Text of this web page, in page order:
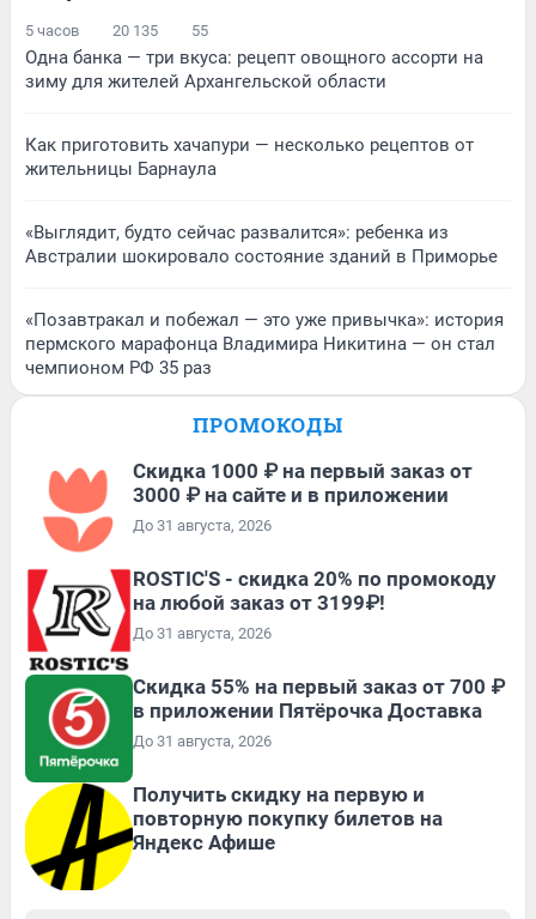
5 часов 20 135 55
Одна банка — три вкуса: рецепт овощного ассорти на
зиму для жителей Архангельской области
Как приготовить хачапури — несколько рецептов от
жительницы Барнаула
«Выглядит, будто сейчас развалится»: ребенка из
Австралии шокировало состояние зданий в Приморье
«Позавтракал и побежал — это уже привычка»: история
пермского марафонца Владимира Никитина — он стал
чемпионом РФ 35 раз
ПРОМОКОДЫ
Скидка 1000 ₽ на первый заказ от
3000 ₽ на сайте и в приложении
До 31 августа, 2026
ROSTIC'S - скидка 20% по промокоду
на любой заказ от 3199₽!
До 31 августа, 2026
Скидка 55% на первый заказ от 700 ₽
в приложении Пятёрочка Доставка
До 31 августа, 2026
Получить скидку на первую и
повторную покупку билетов на
Яндекс Афише